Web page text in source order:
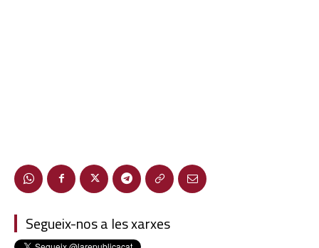
Segueix-nos a les xarxes